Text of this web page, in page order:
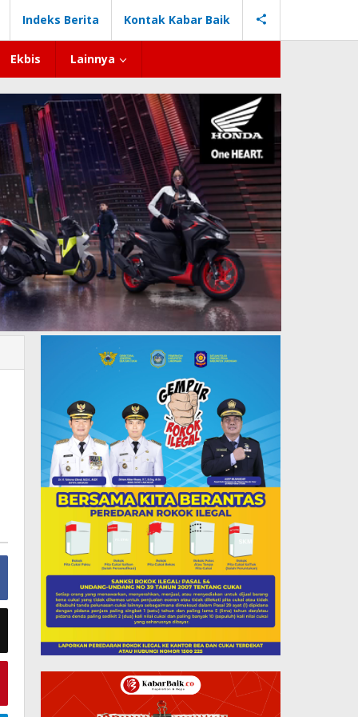
Indeks Berita Kontak Kabar Baik
Ekbis Lainnya